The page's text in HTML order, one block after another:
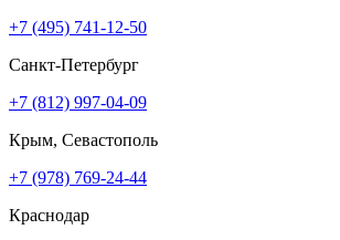
+7 (495) 741-12-50
Санкт-Петербург
+7 (812) 997-04-09
Крым, Севастополь
+7 (978) 769-24-44
Краснодар